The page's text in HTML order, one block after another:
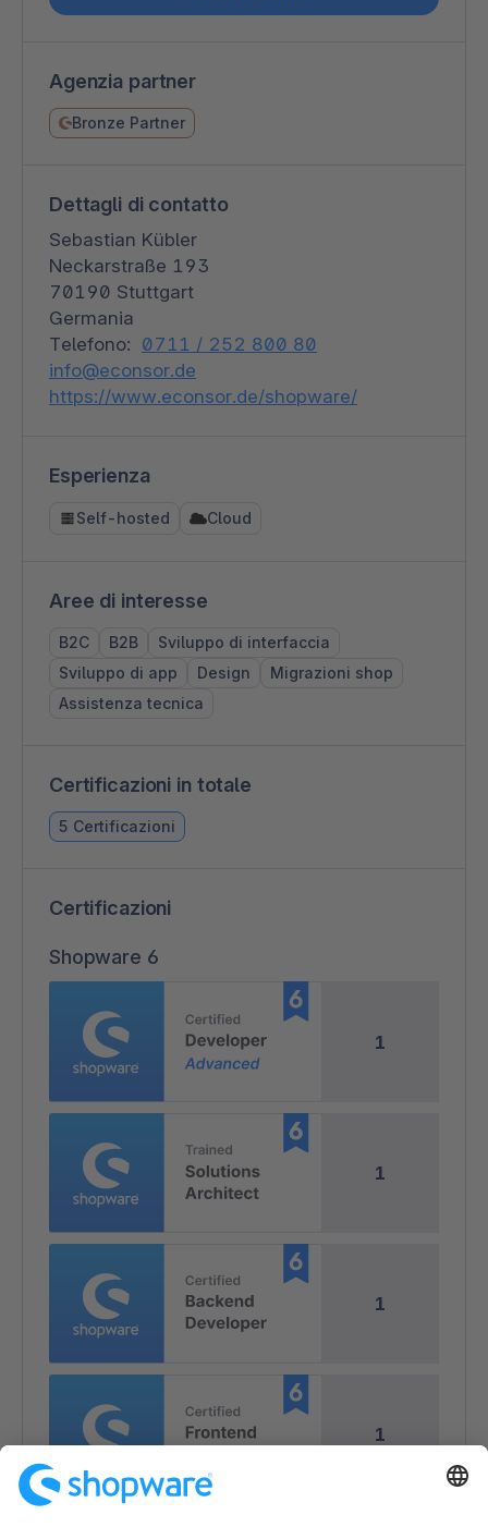
Agenzia partner
Bronze Partner
Dettagli di contatto
Sebastian Kübler
Neckarstraße 193
70190 Stuttgart
Germania
Telefono: 0711 / 252 800 80
info@econsor.de
https://www.econsor.de/shopware/
Esperienza
Self-hosted Cloud
Aree di interesse
B2C B2B
Sviluppo di interfaccia
Sviluppo di app
Design
Migrazioni shop
Assistenza tecnica
Certificazioni in totale
5 Certificazioni
Certificazioni
Shopware 6
1
1
1
1